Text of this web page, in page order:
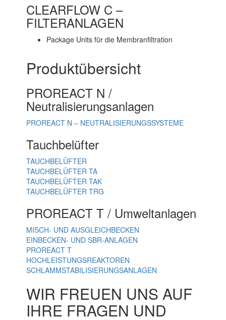
CLEARFLOW C –
FILTERANLAGEN
Package Units für die Membranfiltration
Produktübersicht
PROREACT N /
Neutralisierungsanlagen
PROREACT N – NEUTRALISIERUNGSSYSTEME
Tauchbelüfter
TAUCHBELÜFTER
TAUCHBELÜFTER TA
TAUCHBELÜFTER TAK
TAUCHBELÜFTER TRG
PROREACT T / Umweltanlagen
MISCH- UND AUSGLEICHBECKEN
EINBECKEN- UND SBR-ANLAGEN
PROREACT T
HOCHLEISTUNGSREAKTOREN
SCHLAMMSTABILISIERUNGSANLAGEN
WIR FREUEN UNS AUF
IHRE FRAGEN UND